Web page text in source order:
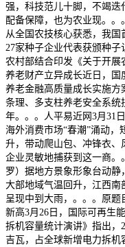
强，科技范儿十脚，不竭迭
配备保障，也为农业现。
从全国农技核心获悉，我
27家种子企业代表获颁种
农村部结合印发《关于开
养老财产立异成长近日，国
养老金融高质量成长实施方
条理、多支柱养老安全系
年。。。人平易近网3月31
海外消费市场“春潮”涌动
升，带动爬山包、冲锋衣、
企业灵敏地捕获到这一商。
罗）据地方景象形象台动
大部地域气温回升，江西南
呈现中到大雨，。。。原
新高3月26日，国际可再生
拆机容量统计演讲》指出，
吉瓦，占全球新增电力拆机